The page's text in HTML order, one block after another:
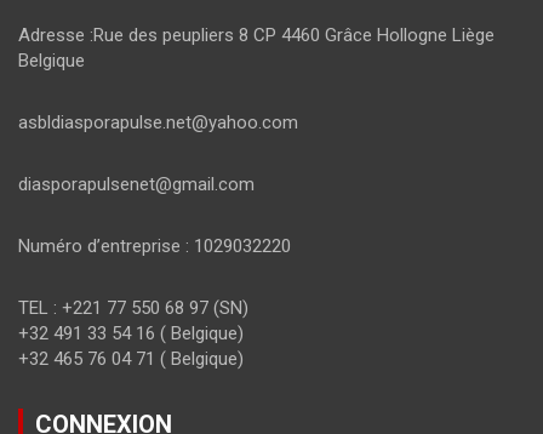
Adresse :Rue des peupliers 8 CP 4460 Grâce Hollogne Liège
Belgique
asbldiasporapulse.net@yahoo.com
diasporapulsenet@gmail.com
Numéro d’entreprise : 1029032220
TEL : +221 77 550 68 97 (SN)
+32 491 33 54 16 ( Belgique)
+32 465 76 04 71 ( Belgique)
CONNEXION